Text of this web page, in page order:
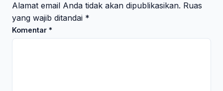
Alamat email Anda tidak akan dipublikasikan. Ruas
yang wajib ditandai *
Komentar *